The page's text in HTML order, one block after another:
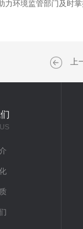
力环境监管部门及时
上